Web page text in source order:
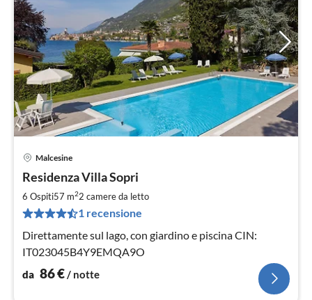
Malcesine
Residenza Villa Sopri
6 Ospiti57 m22 camere da letto
1 recensione
Direttamente sul lago, con giardino e piscina CIN:
IT023045B4Y9EMQA9O
da 86€/ notte